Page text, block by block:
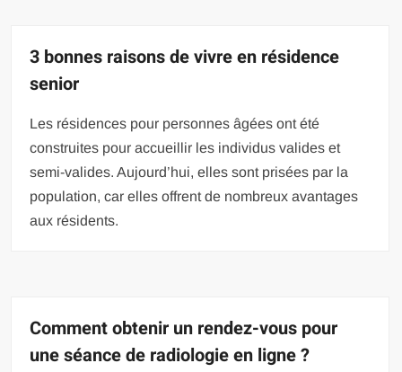
3 bonnes raisons de vivre en résidence
senior
Les résidences pour personnes âgées ont été
construites pour accueillir les individus valides et
semi-valides. Aujourd’hui, elles sont prisées par la
population, car elles offrent de nombreux avantages
aux résidents.
Comment obtenir un rendez-vous pour
une séance de radiologie en ligne ?